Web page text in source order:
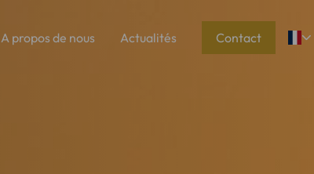
A propos de nous Actualités Contact